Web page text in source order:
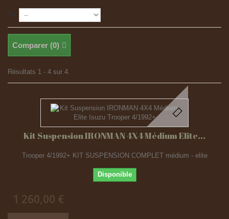
Comparer (0)
Résultats 1 - 4 sur 4.
Kit Suspension IRONMAN 4X4 Médium Elite...
Trooper 4/1992+ KIT SUSPENSION COMPLET médium - elite
Disponible
1 260,00 €